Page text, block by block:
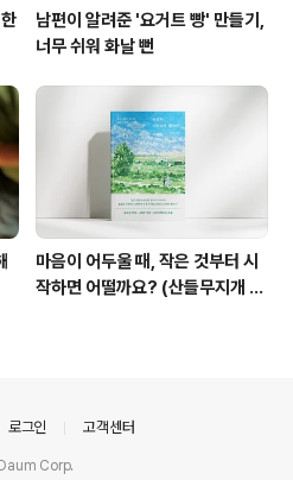
남편이 알려준 '요거트 빵' 만들기,
너무 쉬워 화날 뻔
마음이 어두울 때, 작은 것부터 시
작하면 어떨까요? (산들무지개 책
로그인 고객센터
Corp.